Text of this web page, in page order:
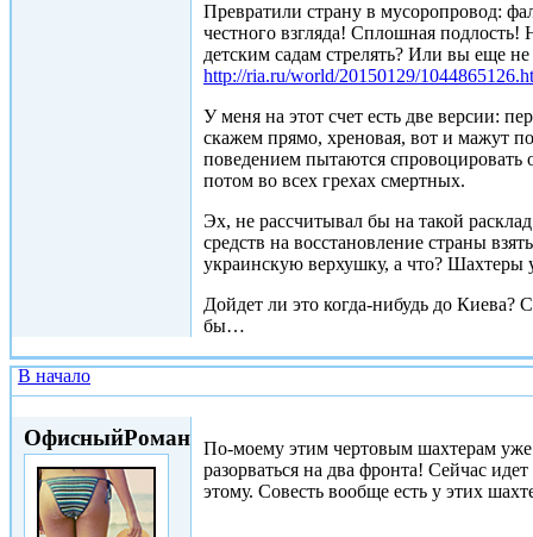
Превратили страну в мусоропровод:
честного взгляда! Сплошная
детским садам стрелять? Или вы еще
http://ria.ru/world/20150129/
У меня на этот счет есть две версии:
скажем прямо, хреновая, вот и мажут
поведением пытаются спровоцировать
потом во всех грехах смертных.
Эх, не рассчитывал бы на такой
средств на восстановление страны
украинскую верхушку, а что?
Дойдет ли это когда-нибудь до Киева?
бы…
В начало
ОфисныйРоман
По-моему этим чертовым шахтерам уже
разорваться на два фронта! Сейчас
этому. Совесть вообще есть у этих